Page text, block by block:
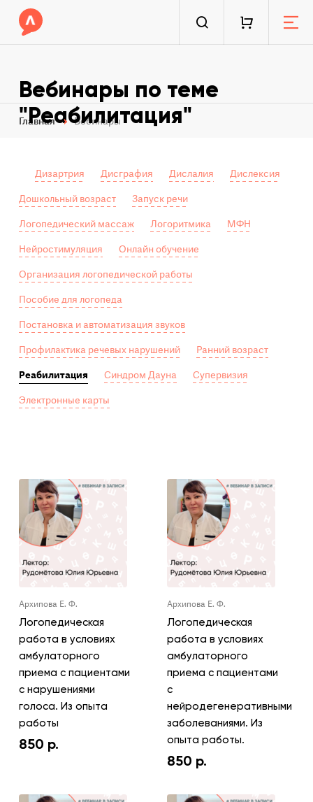
Вебинары по теме
"Реабилитация"
Главная Вебинары
Дизартрия Дисграфия Дислалия
Дислексия
Дошкольный возраст
Запуск речи
Логопедический массаж
Логоритмика
МФН
Нейростимуляция
Онлайн обучение
Организация логопедической работы
Пособие для логопеда
Постановка и автоматизация звуков
Профилактика речевых нарушений
Ранний возраст
Реабилитация
Синдром Дауна
Супервизия
Электронные карты
Архипова Е. Ф.
Логопедическая
работа в условиях
амбулаторного
приема с пациентами
с нарушениями
голоса. Из опыта
работы
850 р.
Архипова Е. Ф.
Логопедическая
работа в условиях
амбулаторного
приема с пациентами
с
нейродегенеративными
заболеваниями. Из
опыта работы.
850 р.